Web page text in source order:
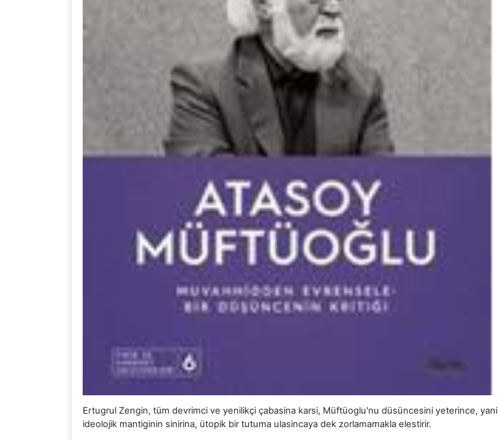
Ertugrul Zengin, tüm devrimci ve yenilikçi çabasina karsi, Müftüoglu'nu düsüncesini yeterince, yani
ideolojik mantiginin sinirina, ütopik bir tutuma ulasincaya dek zorlamamakla elestirir.